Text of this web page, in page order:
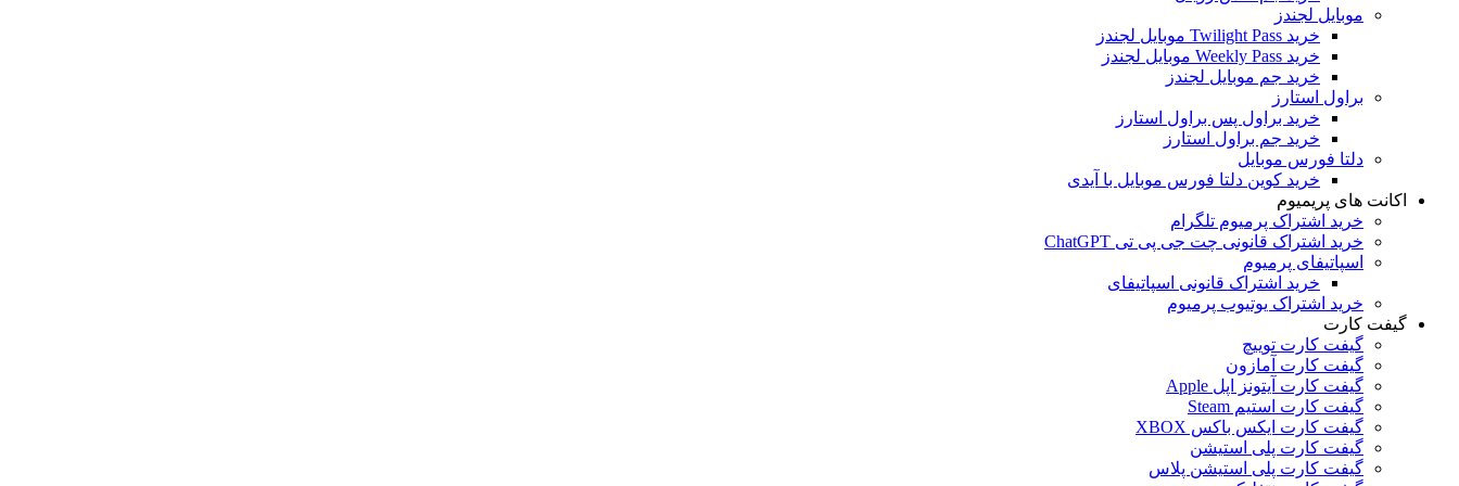
موبایل لجندز
خرید Twilight Pass موبایل لجندز
خرید Weekly Pass موبایل لجندز
خرید جم موبایل لجندز
براول استارز
خرید براول پس براول استارز
خرید جم براول استارز
دلتا فورس موبایل
خرید کوین دلتا فورس موبایل با آیدی
اکانت های پریمیوم
خرید اشتراک پرمیوم تلگرام
خرید اشتراک قانونی چت جی پی تی ChatGPT
اسپاتیفای پرمیوم
خرید اشتراک قانونی اسپاتیفای
خرید اشتراک یوتیوب پرمیوم
گیفت کارت
گیفت کارت توییچ
گیفت کارت آمازون
گیفت کارت آیتونز اپل Apple
گیفت کارت استیم Steam
گیفت کارت ایکس باکس XBOX
گیفت کارت پلی استیشن
گیفت کارت پلی استیشن پلاس